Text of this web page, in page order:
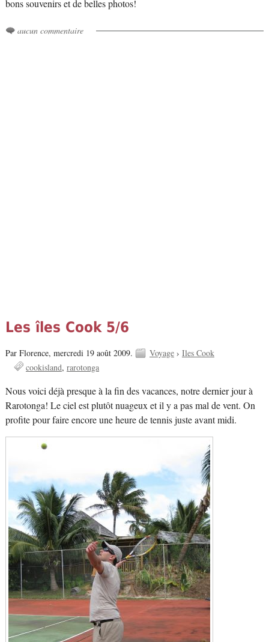
bons souvenirs et de belles photos!
aucun commentaire
Les îles Cook 5/6
Par Florence, mercredi 19 août 2009. Voyage› Iles Cook
cookisland rarotonga
Nous voici déjà presque à la fin des vacances, notre dernier jour à
Rarotonga! Le ciel est plutôt nuageux et il y a pas mal de vent. On
profite pour faire encore une heure de tennis juste avant midi.